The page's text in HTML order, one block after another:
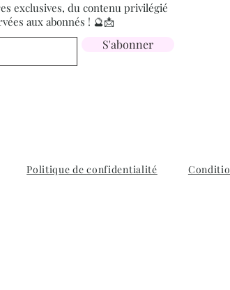
exclusives, du contenu privilégié
aux abonnés ! 🔮📩
S'abonner
Politique de confidentialité